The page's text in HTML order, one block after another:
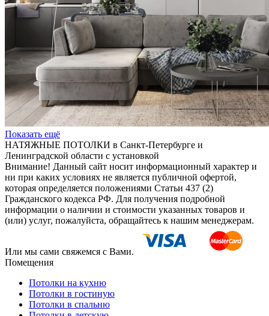
Показать ещё
НАТЯЖНЫЕ ПОТОЛКИ в Санкт-Петербурге и
Ленинградской области с установкой
Внимание! Данный сайт носит информационный характер и
ни при каких условиях не является публичной офертой,
которая определяется положениями Статьи 437 (2)
Гражданского кодекса РФ. Для получения подробной
информации о наличии и стоимости указанных товаров и
(или) услуг, пожалуйста, обращайтесь к нашим менеджерам.
Или мы сами свяжемся с Вами.
Помещения
Потолки на кухню
Потолки в гостиную
Потолки в спальню